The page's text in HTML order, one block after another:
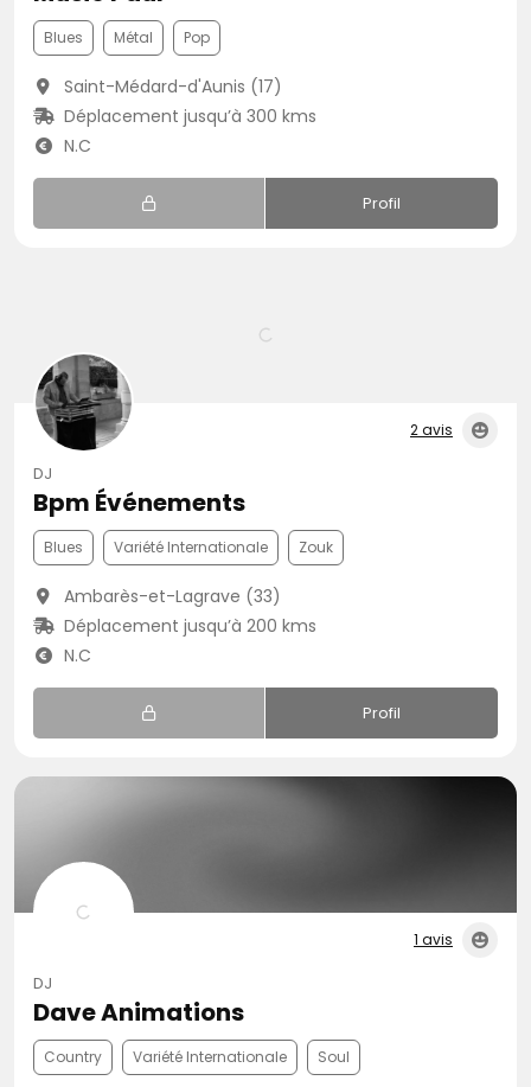
Blues Métal Pop
Saint-Médard-d'Aunis (17)
Déplacement jusqu’à 300 kms
N.C
Profil
2 avis
DJ
Bpm Événements
Blues Variété Internationale Zouk
Ambarès-et-Lagrave (33)
Déplacement jusqu’à 200 kms
N.C
Profil
1 avis
DJ
Dave Animations
Country Variété Internationale Soul